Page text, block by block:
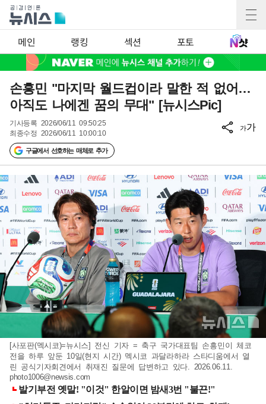
메인 랭킹 섹션 포토
손흥민 "마지막 월드컵이라 말한 적 없어…
아직도 나에겐 꿈의 무대" [뉴시스Pic]
기사등록 2026/06/11 09:50:25
최종수정 2026/06/11 10:00:10
구글에서 선호하는 매체로 추가
가가
[사포판(멕시코)=뉴시스] 전신 기자 = 축구 국가대표팀 손흥민이 체코
전을 하루 앞둔 10일(현지 시간) 멕시코 과달라하라 스타디움에서 열
린 공식기자회견에서 취재진 질문에 답변하고 있다. 2026.06.11.
photo1006@newsis.com